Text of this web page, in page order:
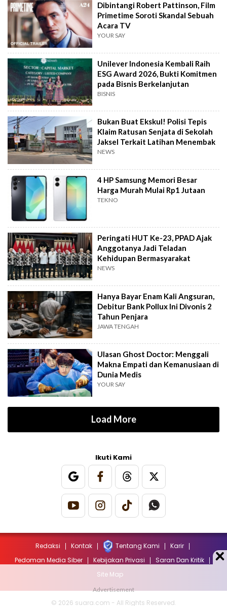
Dibintangi Robert Pattinson, Film
Primetime Soroti Skandal Sebuah
Acara TV
YOUR SAY
Unilever Indonesia Kembali Raih
ESG Award 2026, Bukti Komitmen
pada Bisnis Berkelanjutan
BISNIS
Bukan Buat Ekskul! Polisi Tepis
Klaim Ratusan Senjata di Sekolah
Jaksel Terkait Latihan Menembak
NEWS
4 HP Samsung Memori Besar
Harga Murah Mulai Rp1 Jutaan
TEKNO
Peringati HUT Ke-23, PPAD Ajak
Anggotanya Jadi Teladan
Kehidupan Bermasyarakat
NEWS
Hanya Bayar Enam Kali Angsuran,
Debitur Bank Pollux Ini Divonis 2
Tahun Penjara
JAWA TENGAH
Ulasan Ghost Doctor: Menggali
Makna Empati dan Kemanusiaan di
Dunia Medis
YOUR SAY
Load More
Ikuti Kami
Redaksi Kontak Tentang Kami
Karir
Pedoman Media Siber
Kebijakan Privasi
Saran Dan Kritik
Site Map
© 2026 suara.com - All Rights Reserved.